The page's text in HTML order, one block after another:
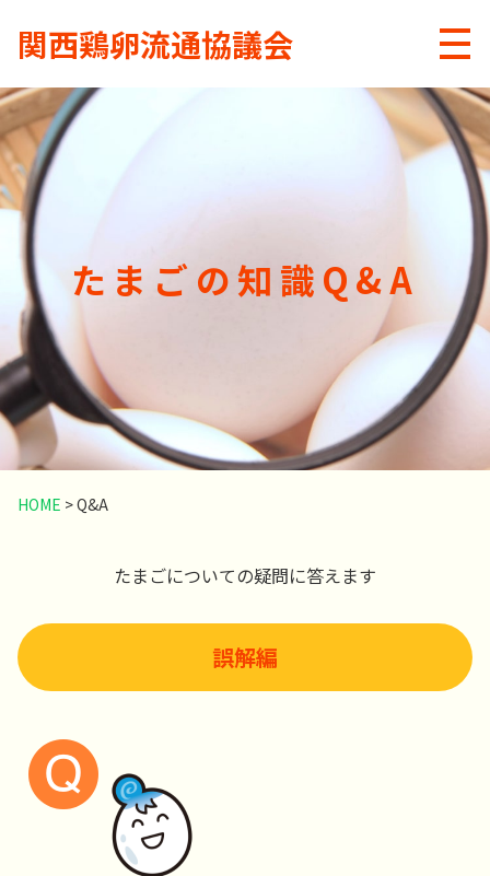
関西鶏卵流通協議会 メニ
たまごの知識Q&A
HOME >Q&A
たまごについての疑問に答えます
誤解編